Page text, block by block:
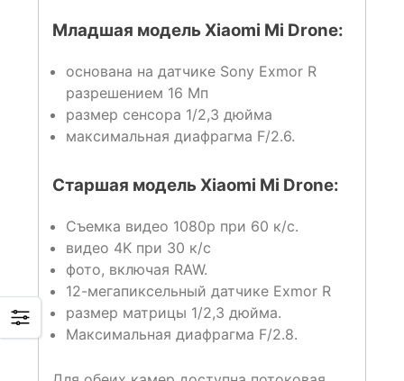
Младшая модель Xiaomi Mi Drone:
основана на датчике Sony Exmor R
разрешением 16 Мп
размер сенсора 1/2,3 дюйма
максимальная диафрагма F/2.6.
Старшая модель Xiaomi Mi Drone:
Съемка видео 1080p при 60 к/с.
видео 4K при 30 к/с
фото, включая RAW.
12-мегапиксельный датчике Exmor R
размер матрицы 1/2,3 дюйма.
Максимальная диафрагма F/2.8.